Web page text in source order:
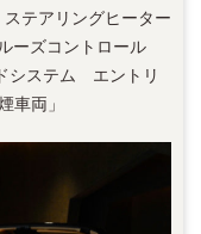
テアリングヒーター
ズコントロール
システム エントリ
両」